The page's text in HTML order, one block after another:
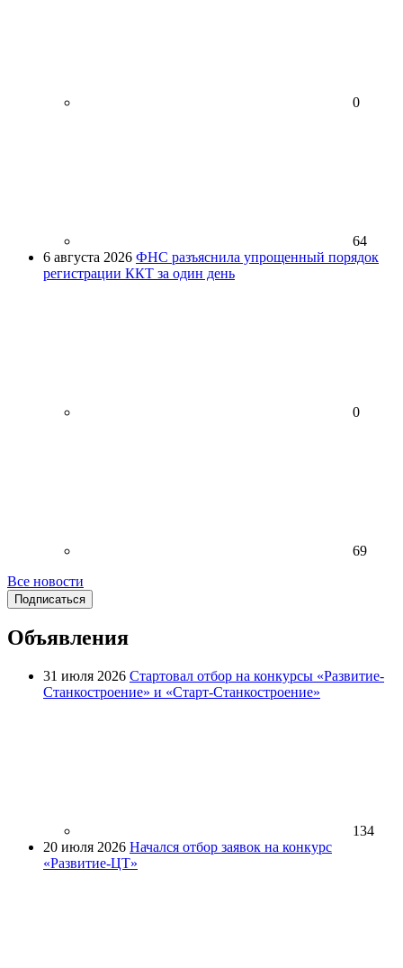
0
64
6 августа 2026 ФНС разъяснила упрощенный порядок
регистрации ККТ за один день
0
69
Все новости
Подписаться
Объявления
31 июля 2026 Стартовал отбор на конкурсы «Развитие-
Станкостроение» и «Старт-Станкостроение»
134
20 июля 2026 Начался отбор заявок на конкурс
«Развитие-ЦТ»